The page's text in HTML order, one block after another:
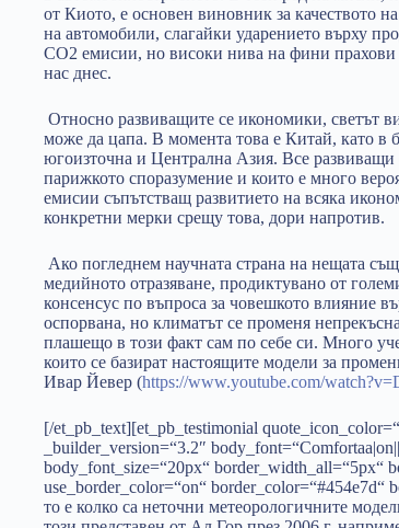
от Киото, е основен виновник за качеството
на автомобили, слагайки ударението върху
СО2 емисии, но високи нива на фини
нас днес.
Относно развиващите се икономики, светът
може да цапа. В момента това е Китай, като в
югоизточна и Централна Азия. Все развиващи
парижкото споразумение и които е много
емисии съпътстващ развитието на всяка
конкретни мерки срещу това, дори напротив.
Ако погледнем научната страна на нещата
медийното отразяване, продиктувано от
консенсус по въпроса за човешкото влияние
оспорвана, но климатът се променя
плашещо в този факт сам по себе си. Много
които се базират настоящите модели за
Ивар Йевер (https://www.youtube.com/
[/et_pb_text][et_pb_testimonial
_builder_version=“3.2″
body_font_size=“20px“ border_width_all=“5px“
use_border_color=“on“
то е колко са неточни метеорологичните